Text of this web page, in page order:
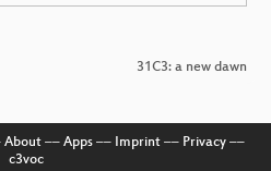
31C3: a new dawn
About–– Apps–– Imprint–– Privacy––
c3voc